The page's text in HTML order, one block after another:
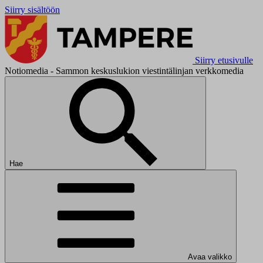
Siirry sisältöön
Siirry etusivulle
Notiomedia - Sammon keskuslukion viestintälinjan verkkomedia
Hae
Avaa valikko